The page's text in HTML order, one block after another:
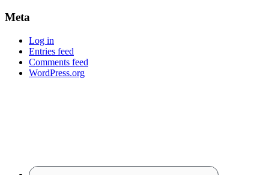
Meta
Log in
Entries feed
Comments feed
WordPress.org